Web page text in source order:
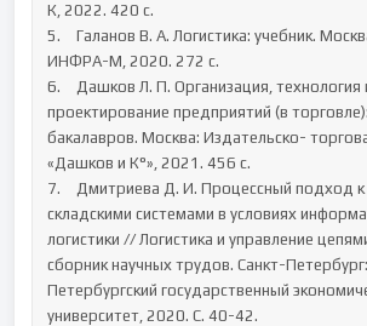
К, 2022. 420 с.
5.	Галанов В. А. Логистика: учебник. Москва : Форум, НИЦ
ИНФРА-М, 2020. 272 с.
6.	Дашков Л. П. Организация, технология и
проектирование предприятий (в
бакалавров. Москва: Издательско-
«Дашков и К°», 2021. 456 с.
7.	Дмитриева Д. И. Процессный подход к управлению
складскими системами в условиях
логистики // Логистика и управление
сборник научных трудов. Санкт-
Петербургский государственный
университет, 2020. С. 40-42.